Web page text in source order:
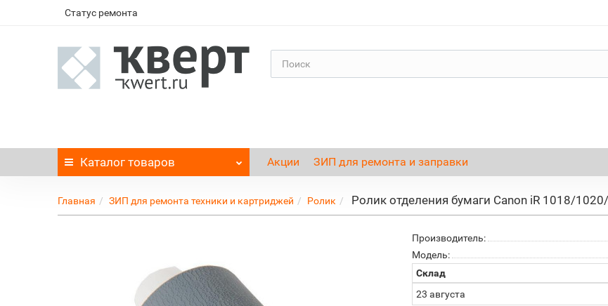
Статус ремонта
Каталог товаров Акции ЗИП для ремонта и заправки
Главная ЗИП для ремонта техники и картриджей Ролик Ролик отделения бумаги Canon iR 1018/
Производитель:
Модель:
Склад
23 августа